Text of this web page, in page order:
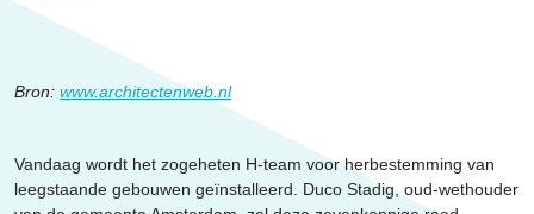
Overheid
Erfgoed
Bron: www.architectenweb.nl
Vandaag wordt het zogeheten H-team voor herbestemming van
leegstaande gebouwen geïnstalleerd. Duco Stadig, oud-wethouder